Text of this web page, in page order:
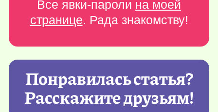
Все явки-пароли на моей
странице. Рада знакомству!
Понравилась статья?
Расскажите друзьям!